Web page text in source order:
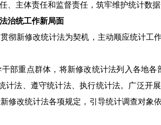
主体责任和监督责任，筑牢维护统计数据
治统工作新局面
彻新修改统计法为契机，主动顺应统计工
部重点群体，将新修改统计法列入各地
法、遵守统计法、执行统计法。广泛开
修改统计法各项规定，引导统计调查对象